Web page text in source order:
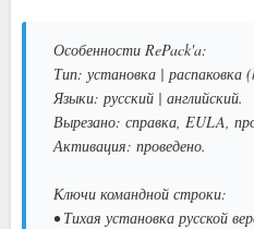
Особенности RePack'a:
Тип: установка | распаковка
Языки: русский | английский.
Вырезано: справка, EULA,
Активация: проведено.
Ключи командной строки:
• Тихая установка русской